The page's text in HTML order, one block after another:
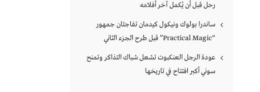
رحل قبل أن يُكمل آخر أفلامه
ساندرا بولوك ونيكول كيدمان تفاجئان جمهور
“Practical Magic” قبل طرح الجزء الثاني
عودة الرجل العنكبوت تشعل شباك التذاكر وتمنح
سوني أكبر افتتاح في تاريخها